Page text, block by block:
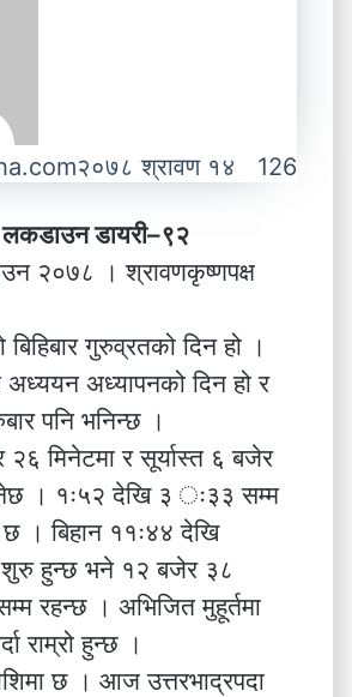
२०७८ श्रावण १४ 126
लकडाउन डायरी–९२
२०७८ । श्रावणकृष्णपक्ष
बिहिबार गुरुव्रतको दिन हो ।
अध्ययन अध्यापनको दिन हो र
पनि भनिन्छ ।
२६ मिनेटमा र सूर्यास्त ६ बजेर
। १ः५२ देखि ३ ः३३ सम्म
। बिहान ११ः४४ देखि
शुरु हुन्छ भने १२ बजेर ३८
रहन्छ । अभिजित मुहूर्तमा
राम्रो हुन्छ ।
छ । आज उत्तरभाद्रपदा